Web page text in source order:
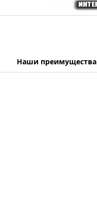
Наши преимущества